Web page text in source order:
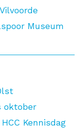
Museum
oktober
Kennisdag